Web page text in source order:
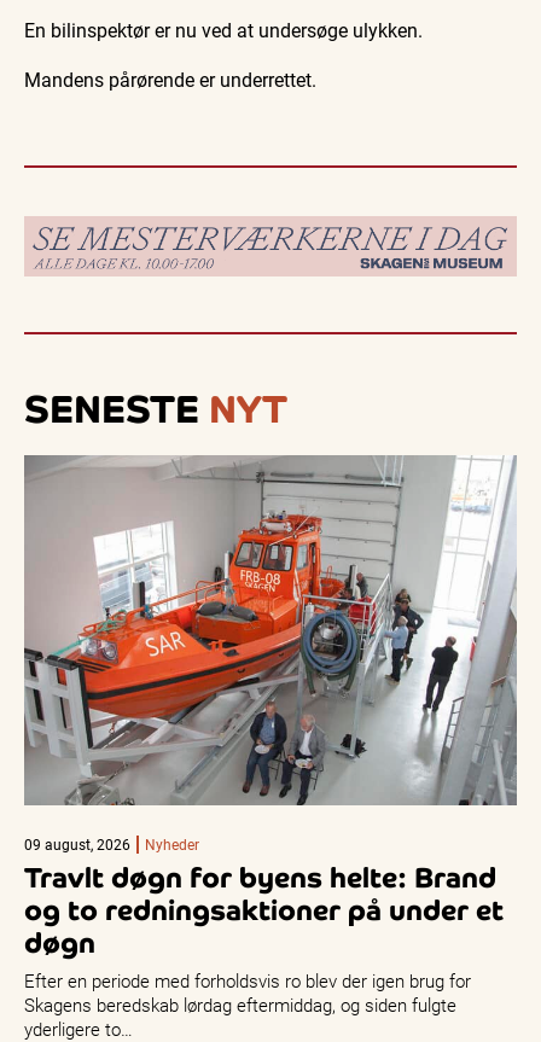
En bilinspektør er nu ved at undersøge ulykken.
Mandens pårørende er underrettet.
SENESTE NYT
09 august, 2026 Nyheder
Travlt døgn for byens helte: Brand
og to redningsaktioner på under et
døgn
Efter en periode med forholdsvis ro blev der igen brug for
Skagens beredskab lørdag eftermiddag, og siden fulgte
yderligere to…